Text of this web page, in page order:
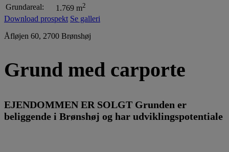
Grundareal: 1.769 m2
Download prospekt Se galleri
Åfløjen 60, 2700 Brønshøj
Grund med carporte
EJENDOMMEN ER SOLGT Grunden er
beliggende i Brønshøj og har udviklingspotentiale